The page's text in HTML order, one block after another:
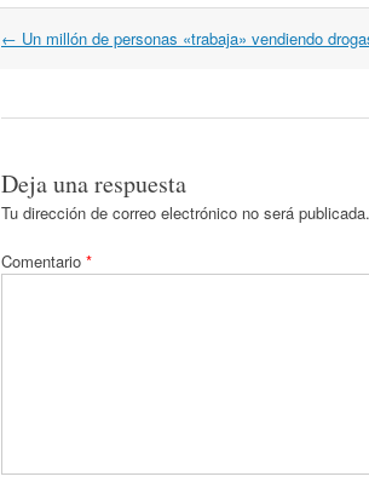
Navegación
← Un millón de personas «trabaja» vendiendo
Deja una respuesta
Tu dirección de correo electrónico no será publicada.
Comentario *